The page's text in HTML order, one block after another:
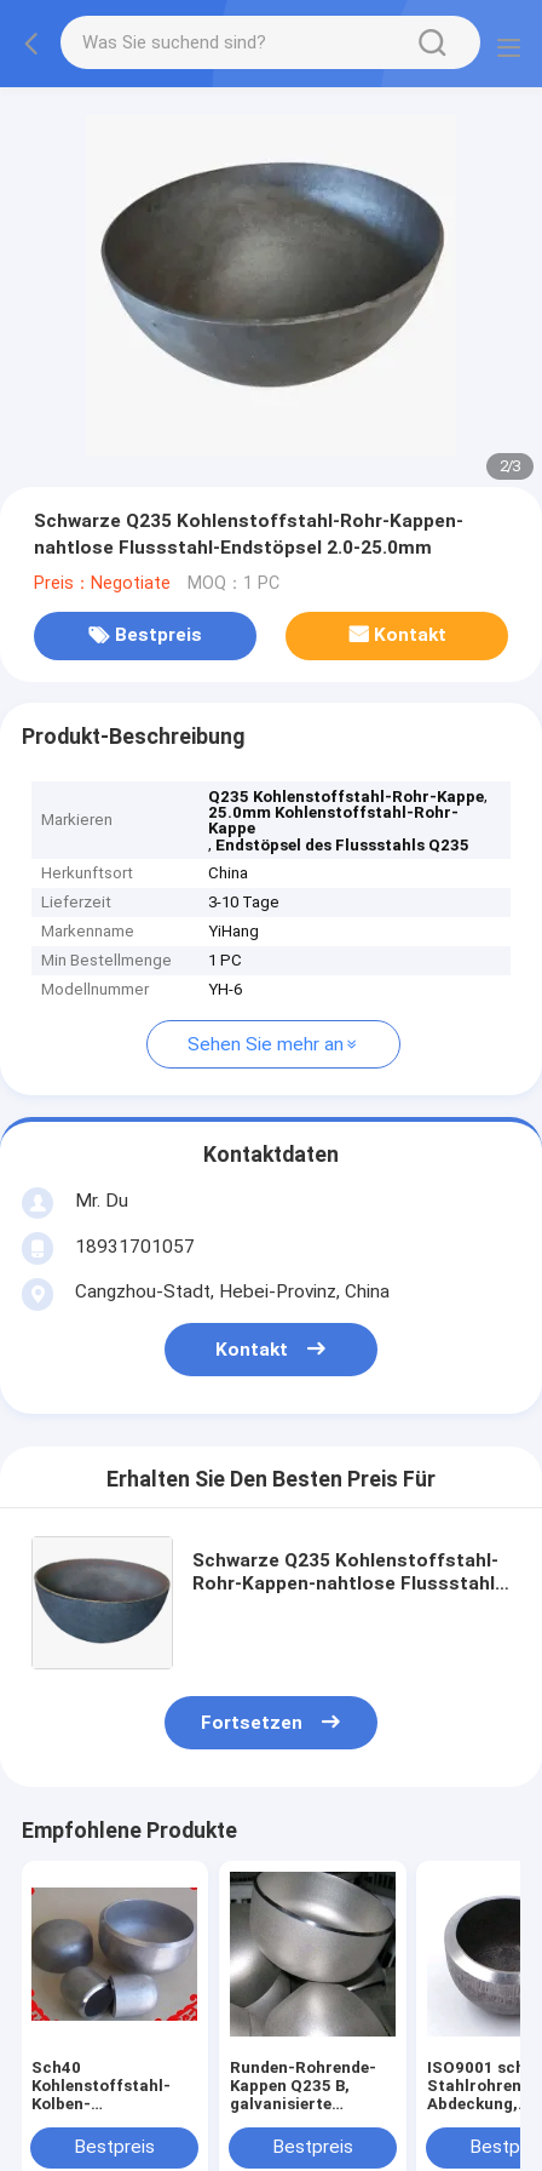
2/3
Schwarze Q235 Kohlenstoffstahl-Rohr-Kappen-
nahtlose Flussstahl-Endstöpsel 2.0-25.0mm
Preis：Negotiate MOQ：1 PC
Bestpreis Kontakt
Produkt-Beschreibung
Markieren
Q235 Kohlenstoffstahl-Rohr-Kappe,
25.0mm Kohlenstoffstahl-Rohr-
Kappe
, Endstöpsel des Flussstahls Q235
Herkunftsort
China
Lieferzeit
3-10 Tage
Markenname
YiHang
Min Bestellmenge
1 PC
Modellnummer
YH-6
Sehen Sie mehr an
Kontaktdaten
Mr. Du
18931701057
Cangzhou-Stadt, Hebei-Provinz, China
Kontakt
Erhalten Sie Den Besten Preis Für
Schwarze Q235 Kohlenstoffstahl-
Rohr-Kappen-nahtlose Flussstahl-
Fortsetzen
Empfohlene Produkte
Sch40
Kohlenstoffstahl-
Kolben-
Kappe, 2 Zoll
galvanisierte Rohr-
Bestpreis
Runden-Rohrende-
Kappen Q235 B,
galvanisierte
Schweißungs-Kappe
XXS
Bestpreis
ISO9001
Abdeckung,
Kappe A350